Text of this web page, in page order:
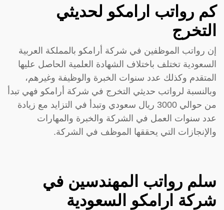
كم رواتب ارامكو لحديثي
التخرج
إن رواتب الموظفين في شركة أرامكو بالمملكة العربية
السعودية تختلف باختلاف الشهادة العلمية الحاصل عليها
المتقدم وكذلك عدد سنوات الخبرة والوظيفة وغيرهم،
وبالنسبة لرواتب حديثي التخرج في شركة أرامكو فهي تبدأ
من حوالي 3000 ريال سعودي وتبدأ في التزايد مع زيادة
عدد سنوات العمل في الشركة والخبرة والمهارات
والإنجازات التي يحققها الموظف في الشركة.
سلم رواتب المهندسين في
شركة ارامكو السعودية